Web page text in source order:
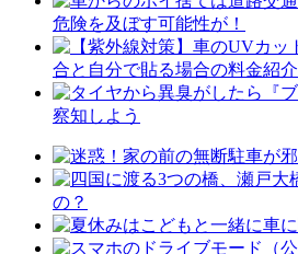
危険を及ぼす可能性が！
合と自分で貼る場合の料金紹介
察知しよう
の？